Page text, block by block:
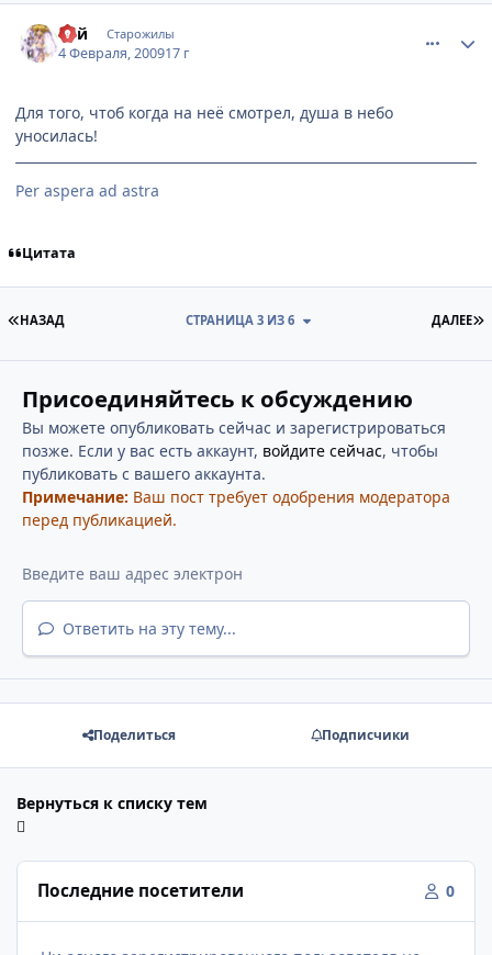
Рей Старожилы
4 Февраля, 200917 г
Для того, чтоб когда на неё смотрел, душа в небо
уносилась!
Per aspera ad astra
Цитата
ПЕРВАЯ СТРАНИЦА
НАЗАД ДАЛЕЕ
СТРАНИЦА 3 ИЗ 6
Присоединяйтесь к обсуждению
Вы можете опубликовать сейчас и зарегистрироваться
позже. Если у вас есть аккаунт, войдите сейчас, чтобы
публиковать с вашего аккаунта.
Примечание: Ваш пост требует одобрения модератора
перед публикацией.
Ответить на эту тему...
Поделиться Подписчики
Вернуться к списку тем
Последние посетители 0